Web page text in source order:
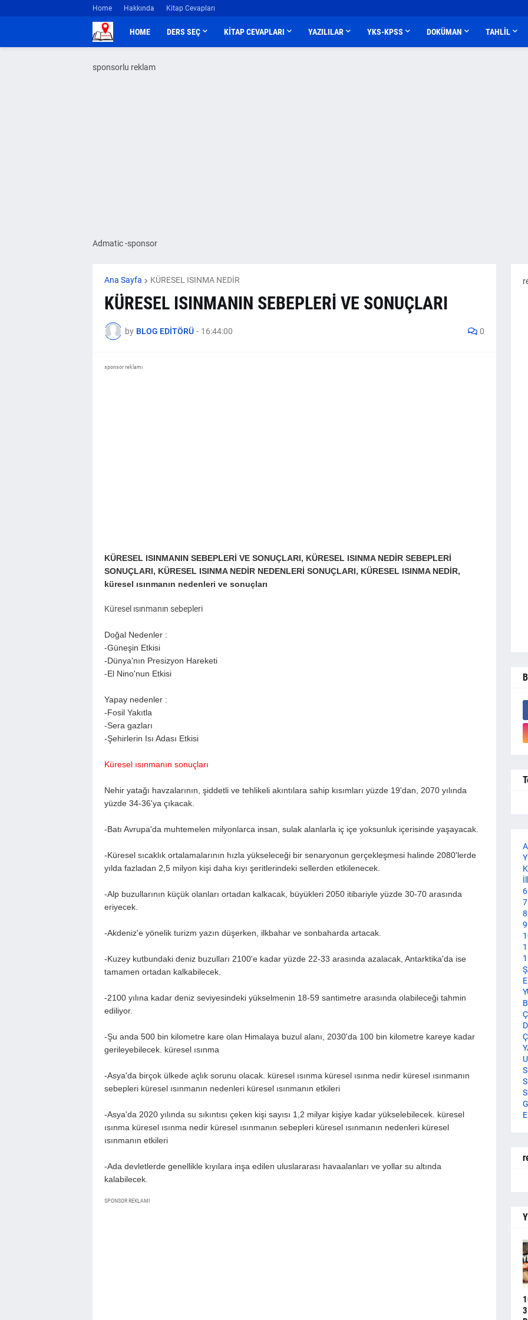
Home Hakkında Kitap Cevapları
HOME DERS SEÇ KİTAP CEVAPLARI YAZILILAR YKS-KPSS DOKÜMAN TAHLİL
sponsorlu reklam
Admatic -sponsor
Ana Sayfa KÜRESEL ISINMA NEDİR
KÜRESEL ISINMANIN SEBEPLERİ VE SONUÇLARI
by BLOG EDİTÖRÜ - 16:44:00 0
sponsor reklamı
KÜRESEL ISINMANIN SEBEPLERİ VE SONUÇLARI, KÜRESEL ISINMA NEDİR SEBEPLERİ
SONUÇLARI, KÜRESEL ISINMA NEDİR NEDENLERİ SONUÇLARI, KÜRESEL ISINMA NEDİR,
küresel ısınmanın nedenleri ve sonuçları
Küresel ısınmanın sebepleri
Doğal Nedenler :
-Güneşin Etkisi
-Dünya'nın Presizyon Hareketi
-El Nino'nun Etkisi
Yapay nedenler :
-Fosil Yakıtla
-Sera gazları
-Şehirlerin Isı Adası Etkisi
Küresel ısınmanın sonuçları
Nehir yatağı havzalarının, şiddetli ve tehlikeli akıntılara sahip kısımları yüzde 19'dan, 2070 yılında
yüzde 34-36'ya çıkacak.
-Batı Avrupa'da muhtemelen milyonlarca insan, sulak alanlarla iç içe yoksunluk içerisinde yaşayacak.
-Küresel sıcaklık ortalamalarının hızla yükseleceği bir senaryonun gerçekleşmesi halinde 2080'lerde
yılda fazladan 2,5 milyon kişi daha kıyı şeritlerindeki sellerden etkilenecek.
-Alp buzullarının küçük olanları ortadan kalkacak, büyükleri 2050 itibariyle yüzde 30-70 arasında
eriyecek.
-Akdeniz'e yönelik turizm yazın düşerken, ilkbahar ve sonbaharda artacak.
-Kuzey kutbundaki deniz buzulları 2100'e kadar yüzde 22-33 arasında azalacak, Antarktika'da ise
tamamen ortadan kalkabilecek.
-2100 yılına kadar deniz seviyesindeki yükselmenin 18-59 santimetre arasında olabileceği tahmin
ediliyor.
-Şu anda 500 bin kilometre kare olan Himalaya buzul alanı, 2030'da 100 bin kilometre kareye kadar
gerileyebilecek. küresel ısınma
-Asya'da birçok ülkede açlık sorunu olacak. küresel ısınma küresel ısınma nedir küresel ısınmanın
sebepleri küresel ısınmanın nedenleri küresel ısınmanın etkileri
-Asya'da 2020 yılında su sıkıntısı çeken kişi sayısı 1,2 milyar kişiye kadar yükselebilecek. küresel
ısınma küresel ısınma nedir küresel ısınmanın sebepleri küresel ısınmanın nedenleri küresel
ısınmanın etkileri
-Ada devletlerde genellikle kıyılara inşa edilen uluslararası havaalanları ve yollar su altında
kalabilecek.
SPONSOR REKLAMI